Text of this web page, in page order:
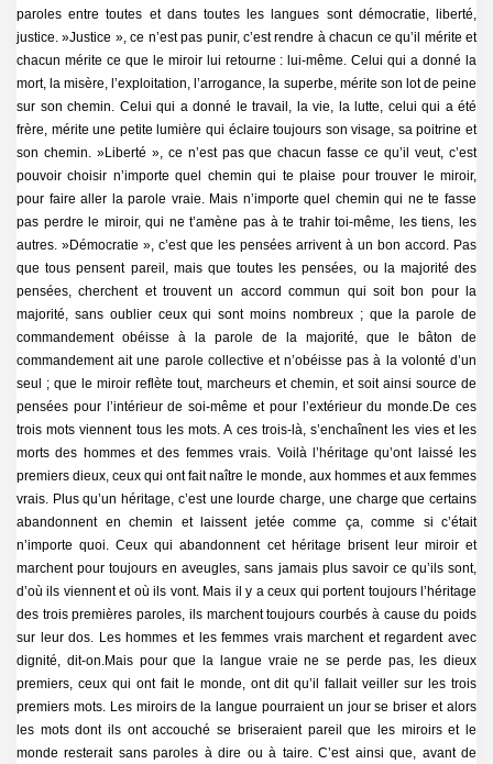
paroles entre toutes et dans toutes les langues sont démocratie, liberté,
justice. »Justice », ce n’est pas punir, c’est rendre à chacun ce qu’il mérite et
chacun mérite ce que le miroir lui retourne : lui-même. Celui qui a donné la
mort, la misère, l’exploitation, l’arrogance, la superbe, mérite son lot de peine
sur son chemin. Celui qui a donné le travail, la vie, la lutte, celui qui a été
frère, mérite une petite lumière qui éclaire toujours son visage, sa poitrine et
son chemin. »Liberté », ce n’est pas que chacun fasse ce qu’il veut, c’est
pouvoir choisir n’importe quel chemin qui te plaise pour trouver le miroir,
pour faire aller la parole vraie. Mais n’importe quel chemin qui ne te fasse
pas perdre le miroir, qui ne t’amène pas à te trahir toi-même, les tiens, les
autres. »Démocratie », c’est que les pensées arrivent à un bon accord. Pas
que tous pensent pareil, mais que toutes les pensées, ou la majorité des
pensées, cherchent et trouvent un accord commun qui soit bon pour la
majorité, sans oublier ceux qui sont moins nombreux ; que la parole de
commandement obéisse à la parole de la majorité, que le bâton de
commandement ait une parole collective et n’obéisse pas à la volonté d’un
seul ; que le miroir reflète tout, marcheurs et chemin, et soit ainsi source de
pensées pour l’intérieur de soi-même et pour l’extérieur du monde.De ces
trois mots viennent tous les mots. A ces trois-là, s’enchaînent les vies et les
morts des hommes et des femmes vrais. Voilà l’héritage qu’ont laissé les
premiers dieux, ceux qui ont fait naître le monde, aux hommes et aux femmes
vrais. Plus qu’un héritage, c’est une lourde charge, une charge que certains
abandonnent en chemin et laissent jetée comme ça, comme si c’était
n’importe quoi. Ceux qui abandonnent cet héritage brisent leur miroir et
marchent pour toujours en aveugles, sans jamais plus savoir ce qu’ils sont,
d’où ils viennent et où ils vont. Mais il y a ceux qui portent toujours l’héritage
des trois premières paroles, ils marchent toujours courbés à cause du poids
sur leur dos. Les hommes et les femmes vrais marchent et regardent avec
dignité, dit-on.Mais pour que la langue vraie ne se perde pas, les dieux
premiers, ceux qui ont fait le monde, ont dit qu’il fallait veiller sur les trois
premiers mots. Les miroirs de la langue pourraient un jour se briser et alors
les mots dont ils ont accouché se briseraient pareil que les miroirs et le
monde resterait sans paroles à dire ou à taire. C’est ainsi que, avant de